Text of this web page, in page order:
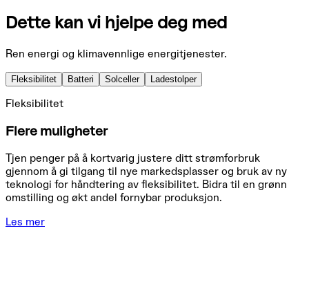
Dette kan vi hjelpe deg med
Ren energi og klimavennlige energitjenester.
Fleksibilitet Batteri Solceller Ladestolper
Fleksibilitet
Flere muligheter
Tjen penger på å kortvarig justere ditt strømforbruk
gjennom å gi tilgang til nye markedsplasser og bruk av ny
teknologi for håndtering av fleksibilitet. Bidra til en grønn
omstilling og økt andel fornybar produksjon.
Les mer